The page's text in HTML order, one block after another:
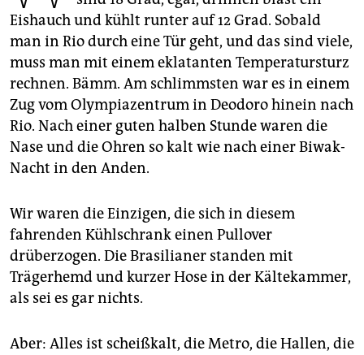
genossenschaft
epaper login
Eishauch und kühlt runter auf 12 Grad. Sobald
man in Rio durch eine Tür geht, und das sind viele,
muss man mit einem eklatanten Temperatursturz
rechnen. Bämm. Am schlimmsten war es in einem
Zug vom Olympiazentrum in Deodoro hinein nach
Rio. Nach einer guten halben Stunde waren die
Nase und die Ohren so kalt wie nach einer Biwak-
Nacht in den Anden.
Wir waren die Einzigen, die sich in diesem
fahrenden Kühlschrank einen Pullover
drüberzogen. Die Brasilianer standen mit
Trägerhemd und kurzer Hose in der Kältekammer,
als sei es gar nichts.
Aber: Alles ist scheißkalt, die Metro, die Hallen, die